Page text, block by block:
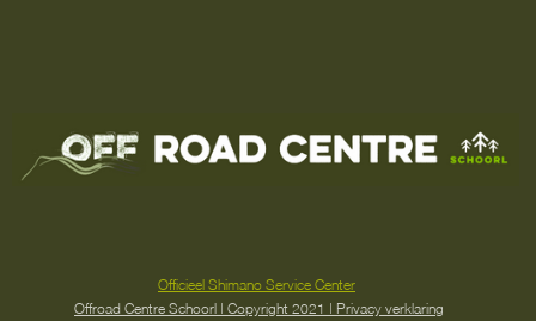
Officieel Shimano Service Center
Offroad Centre Schoorl | Copyright 2021 | Privacy verklaring